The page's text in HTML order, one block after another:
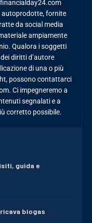
autoprodotte, fornite
da social media
ampiamente
Qualora i soggetti
diritti d’autore
di una o più
possono contattarci
Ci impegneremo a
segnalati e a
corretto possibile.
guida e
biogas